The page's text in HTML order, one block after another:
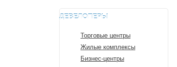
ДЕВЕЛОПЕРЫ
Торговые центры
Жилые комплексы
Бизнес-центры